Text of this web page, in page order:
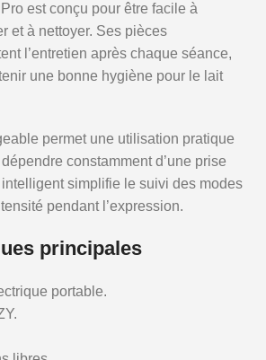
est conçu pour être facile à
et à nettoyer. Ses pièces
l’entretien après chaque séance,
une bonne hygiène pour le lait
permet une utilisation pratique
constamment d’une prise
intelligent simplifie le suivi des modes
pendant l’expression.
principales
portable.